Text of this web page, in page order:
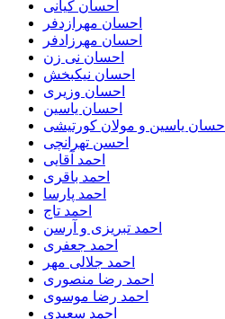
احسان کیانی
احسان مهرازدفر
احسان مهرزادفر
احسان نی زن
احسان نیکبخش
احسان وزیری
احسان یاسین
احسان یاسین و مولان کورتیشی
احسن تهرانچی
احمد آقایی
احمد باقری
احمد پارسا
احمد تاج
احمد تبریزی و آرسن
احمد جعفری
احمد جلالی مهر
احمد رضا منصوری
احمد رضا موسوی
احمد سعیدی